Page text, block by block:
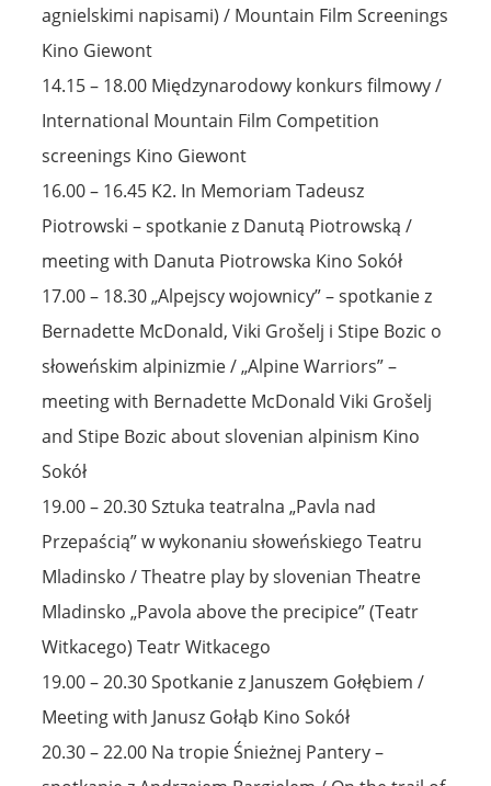
agnielskimi napisami) / Mountain Film Screenings
Kino Giewont
14.15 – 18.00 Międzynarodowy konkurs filmowy /
International Mountain Film Competition
screenings Kino Giewont
16.00 – 16.45 K2. In Memoriam Tadeusz
Piotrowski – spotkanie z Danutą Piotrowską /
meeting with Danuta Piotrowska Kino Sokół
17.00 – 18.30 „Alpejscy wojownicy” – spotkanie z
Bernadette McDonald, Viki Grošelj i Stipe Bozic o
słoweńskim alpinizmie / „Alpine Warriors” –
meeting with Bernadette McDonald Viki Grošelj
and Stipe Bozic about slovenian alpinism Kino
Sokół
19.00 – 20.30 Sztuka teatralna „Pavla nad
Przepaścią” w wykonaniu słoweńskiego Teatru
Mladinsko / Theatre play by slovenian Theatre
Mladinsko „Pavola above the precipice” (Teatr
Witkacego) Teatr Witkacego
19.00 – 20.30 Spotkanie z Januszem Gołębiem /
Meeting with Janusz Gołąb Kino Sokół
20.30 – 22.00 Na tropie Śnieżnej Pantery –